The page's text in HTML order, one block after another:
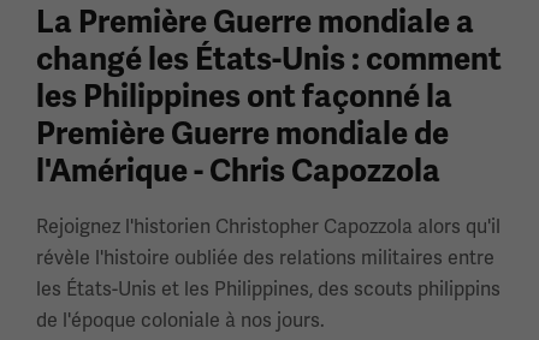
La Première Guerre mondiale a
changé les États-Unis : comment
les Philippines ont façonné la
Première Guerre mondiale de
l'Amérique - Chris Capozzola
Rejoignez l'historien Christopher Capozzola alors qu'il
révèle l'histoire oubliée des relations militaires entre
les États-Unis et les Philippines, des scouts philippins
de l'époque coloniale à nos jours.